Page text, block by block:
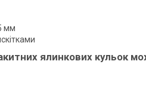
мм
ялинкових кульок